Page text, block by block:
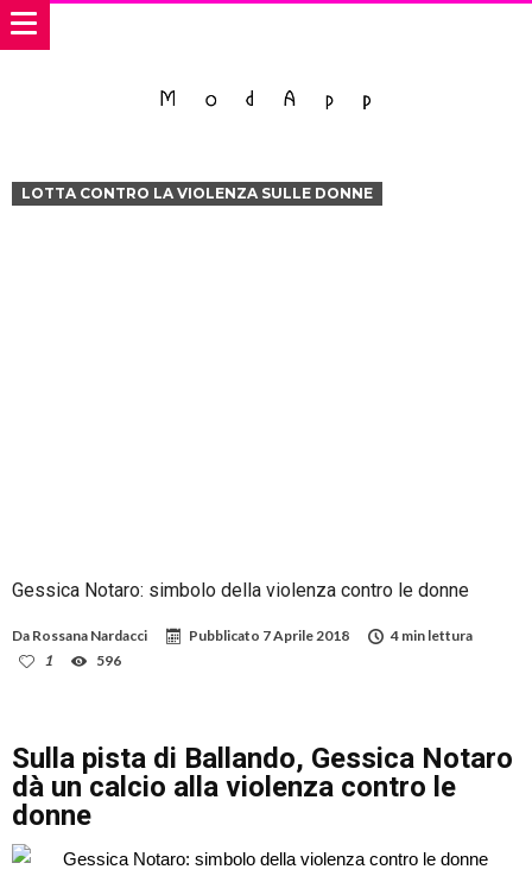
LOTTA CONTRO LA VIOLENZA SULLE DONNE
Gessica Notaro: simbolo della violenza contro le donne
Da Rossana Nardacci Pubblicato 7 Aprile 2018
4 min lettura
1
596
Sulla pista di Ballando, Gessica Notaro
dà un calcio alla violenza contro le
donne